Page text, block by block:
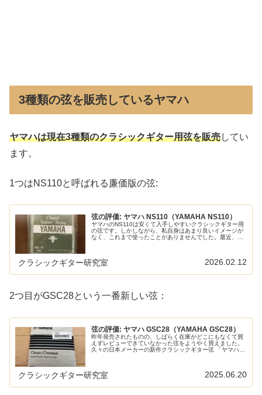
3種類の弦を販売しているヤマハ
ヤマハは現在3種類のクラシックギター用弦を販売してい
ます。
1つはNS110と呼ばれる廉価版の弦:
弦の評価: ヤマハ NS110（YAMAHA NS110）
ヤマハのNS110は安くて入手しやすいクラシックギター用
の弦です。しかしながら、私自身はあまり良いイメージが
なく、これまで使ったことがありませんでした。最近、各
クラシックギター研究室 2026.02.12
2つ目がGSC28という一番新しい弦：
弦の評価: ヤマハ GSC28（YAMAHA GSC28）
昨年発売されたものの、しばらく在庫がどこにもなくて買
えずレビューできていなかった弦をようやく買えました。
久々の日本メーカーの新作クラシックギター弦 「ヤマハ
クラシックギター研究室 2025.06.20